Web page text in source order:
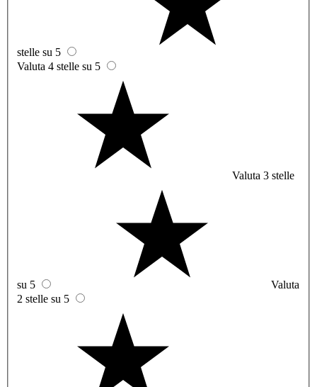
stelle su 5
Valuta 4 stelle su 5
Valuta 3 stelle
su 5
Valuta
2 stelle su 5